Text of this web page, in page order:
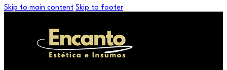
Skip to main content Skip to footer